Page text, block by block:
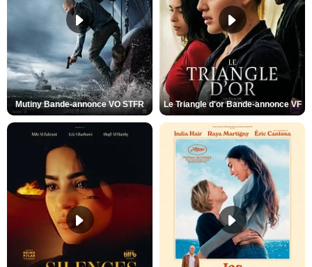
Mutiny Bande-annonce VO STFR Le Triangle d'or Bande-annonce VF